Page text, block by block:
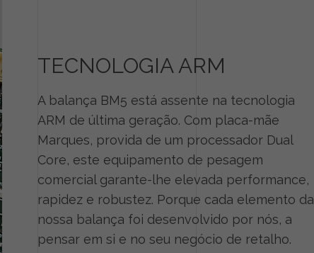
TECNOLOGIA ARM
A balança BM5 está assente na tecnologia
ARM de última geração. Com placa-mãe
Marques, provida de um processador Dual
Core, este equipamento de pesagem
comercial garante-lhe elevada performance,
rapidez e robustez. Porque cada elemento da
nossa balança foi desenvolvido por nós, a
pensar em si e no seu negócio de retalho.